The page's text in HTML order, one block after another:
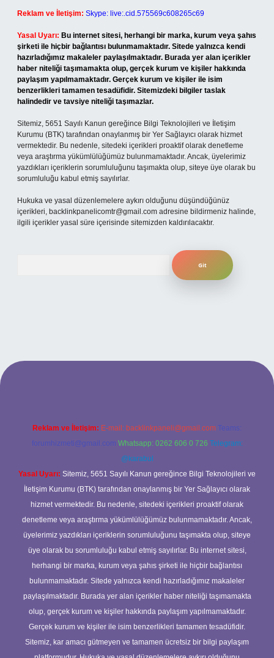
Reklam ve İletişim: Skype: live:.cid.575569c608265c69
Yasal Uyarı: Bu internet sitesi, herhangi bir marka, kurum veya şahıs
şirketi ile hiçbir bağlantısı bulunmamaktadır. Sitede yalnızca kendi
hazırladığımız makaleler paylaşılmaktadır. Burada yer alan içerikler
haber niteliği taşımamakta olup, gerçek kurum ve kişiler hakkında
paylaşım yapılmamaktadır. Gerçek kurum ve kişiler ile isim
benzerlikleri tamamen tesadüfidir. Sitemizdeki bilgiler taslak
halindedir ve tavsiye niteliği taşımazlar.
Sitemiz, 5651 Sayılı Kanun gereğince Bilgi Teknolojileri ve İletişim
Kurumu (BTK) tarafından onaylanmış bir Yer Sağlayıcı olarak hizmet
vermektedir. Bu nedenle, sitedeki içerikleri proaktif olarak denetleme
veya araştırma yükümlülüğümüz bulunmamaktadır. Ancak, üyelerimiz
yazdıkları içeriklerin sorumluluğunu taşımakta olup, siteye üye olarak bu
sorumluluğu kabul etmiş sayılırlar.
Hukuka ve yasal düzenlemelere aykırı olduğunu düşündüğünüz
içerikleri, backlinkpanelicomtr@gmail.com adresine bildirmeniz halinde,
ilgili içerikler yasal süre içerisinde sitemizden kaldırılacaktır.
Reklam ve İletişim: E-mail: backlinkpaneli@gmail.com Teams:
forumhizmeti@gmail.com Whatsapp: 0262 606 0 726 Telegram:
@karabul
Yasal Uyarı: Sitemiz, 5651 Sayılı Kanun gereğince Bilgi Teknolojileri ve
İletişim Kurumu (BTK) tarafından onaylanmış bir Yer Sağlayıcı olarak
hizmet vermektedir. Bu nedenle, sitedeki içerikleri proaktif olarak
denetleme veya araştırma yükümlülüğümüz bulunmamaktadır. Ancak,
üyelerimiz yazdıkları içeriklerin sorumluluğunu taşımakta olup, siteye
üye olarak bu sorumluluğu kabul etmiş sayılırlar. Bu internet sitesi,
herhangi bir marka, kurum veya şahıs şirketi ile hiçbir bağlantısı
bulunmamaktadır. Sitede yalnızca kendi hazırladığımız makaleler
paylaşılmaktadır. Burada yer alan içerikler haber niteliği taşımamakta
olup, gerçek kurum ve kişiler hakkında paylaşım yapılmamaktadır.
Gerçek kurum ve kişiler ile isim benzerlikleri tamamen tesadüfidir.
Sitemiz, kar amacı gütmeyen ve tamamen ücretsiz bir bilgi paylaşım